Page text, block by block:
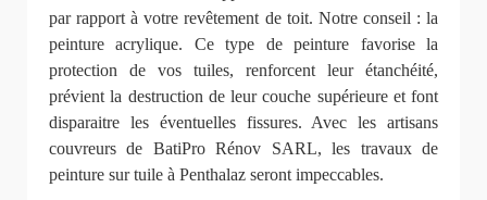
par rapport à votre revêtement de toit. Notre conseil : la
peinture acrylique. Ce type de peinture favorise la
protection de vos tuiles, renforcent leur étanchéité,
prévient la destruction de leur couche supérieure et font
disparaitre les éventuelles fissures. Avec les artisans
couvreurs de BatiPro Rénov SARL, les travaux de
peinture sur tuile à Penthalaz seront impeccables.